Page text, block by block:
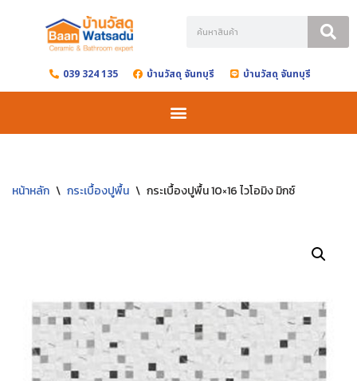
content 039 324 135 บ้านวัสดุ จันทบุรี บ้านวัสดุ จันทบุรี
หน้าหลัก \ กระเบื้องปูพื้น \ กระเบื้องปูพื้น 10×16 ไวโอมิง มิกซ์